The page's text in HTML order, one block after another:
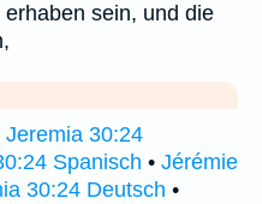
sein, und die
Jeremia 30:24
Spanisch • Jérémie
30:24 Deutsch •